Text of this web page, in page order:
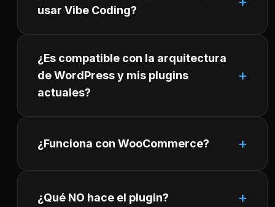
usar Vibe Coding?
¿Es compatible con la arquitectura
de WordPress y mis plugins
actuales?
¿Funciona con WooCommerce?
¿Qué NO hace el plugin?